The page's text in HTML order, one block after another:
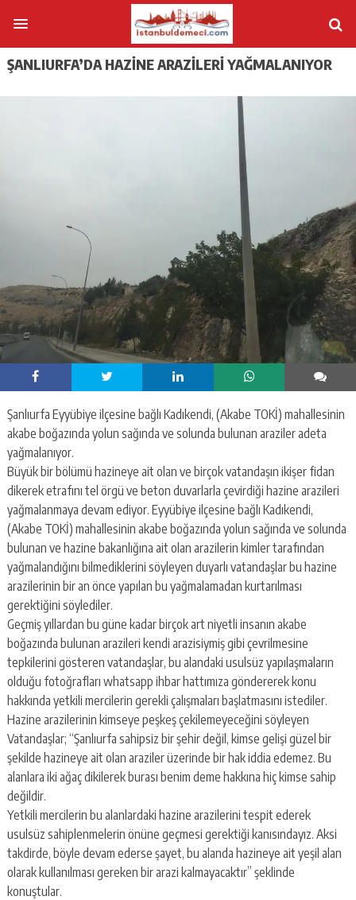
ŞANLIURFA’DA HAZINE ARAZILERI YAĞMALANIYOR
Şanlıurfa Eyyübiye ilçesine bağlı Kadıkendi, (Akabe TOKİ) mahallesinin
akabe boğazında yolun sağında ve solunda bulunan araziler adeta
yağmalanıyor.
Büyük bir bölümü hazineye ait olan ve birçok vatandaşın ikişer fidan
dikerek etrafını tel örgü ve beton duvarlarla çevirdiği hazine arazileri
yağmalanmaya devam ediyor. Eyyübiye ilçesine bağlı Kadıkendi,
(Akabe TOKİ) mahallesinin akabe boğazında yolun sağında ve solunda
bulunan ve hazine bakanlığına ait olan arazilerin kimler tarafından
yağmalandığını bilmediklerini söyleyen duyarlı vatandaşlar bu hazine
arazilerinin bir an önce yapılan bu yağmalamadan kurtarılması
gerektiğini söylediler.
Geçmiş yıllardan bu güne kadar birçok art niyetli insanın akabe
boğazında bulunan arazileri kendi arazisiymiş gibi çevrilmesine
tepkilerini gösteren vatandaşlar, bu alandaki usulsüz yapılaşmaların
olduğu fotoğrafları whatsapp ihbar hattımıza göndererek konu
hakkında yetkili mercilerin gerekli çalışmaları başlatmasını istediler.
Hazine arazilerinin kimseye peşkeş çekilemeyeceğini söyleyen
Vatandaşlar; “Şanlıurfa sahipsiz bir şehir değil, kimse gelişi güzel bir
şekilde hazineye ait olan araziler üzerinde bir hak iddia edemez. Bu
alanlara iki ağaç dikilerek burası benim deme hakkına hiç kimse sahip
değildir.
Yetkili mercilerin bu alanlardaki hazine arazilerini tespit ederek
usulsüz sahiplenmelerin önüne geçmesi gerektiği kanısındayız. Aksi
takdirde, böyle devam ederse şayet, bu alanda hazineye ait yeşil alan
olarak kullanılması gereken bir arazi kalmayacaktır” şeklinde
konuştular.